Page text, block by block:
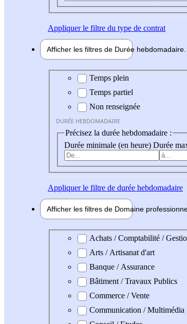
Appliquerle filtre du type de contrat
Afficher les filtres de Durée hebdomadaire
Durée hebdomadaire
Temps plein
Temps partiel
Non renseignée
DURÉE HEBDOMADAIRE
Précisez la durée hebdomadaire :
Durée minimale (en heure) Durée
Appliquerle filtre de durée hebdomadaire
Afficher les filtres de Domaine pro
Domaine professionel
Achats / Comptabilité /
Arts / Artisanat d'art
Banque / Assurance
Bâtiment / Travaux Publics
Commerce / Vente
Communication / Multimédia